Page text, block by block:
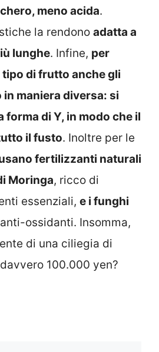
meno acida.
la rendono adatta a
lunghe. Infine, per
di frutto anche gli
maniera diversa: si
forma di Y, in modo che il
il fusto. Inoltre per le
fertilizzanti naturali
Moringa, ricco di
essenziali, e i funghi
ossidanti. Insomma,
di una ciliegia di
100.000 yen?